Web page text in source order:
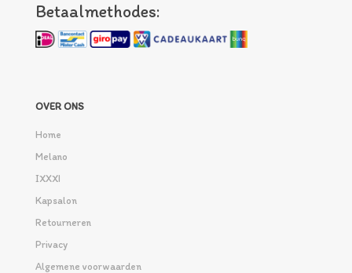
Betaalmethodes:
OVER ONS
Home
Melano
IXXXI
Kapsalon
Retourneren
Privacy
Algemene voorwaarden